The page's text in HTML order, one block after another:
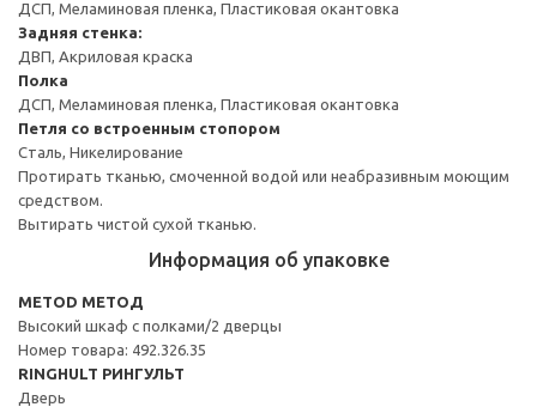
ДСП, Меламиновая пленка, Пластиковая окантовка
Задняя стенка:
ДВП, Акриловая краска
Полка
ДСП, Меламиновая пленка, Пластиковая окантовка
Петля со встроенным стопором
Сталь, Никелирование
Протирать тканью, смоченной водой или неабразивным моющим
средством.
Вытирать чистой сухой тканью.
Информация об упаковке
METOD МЕТОД
Высокий шкаф с полками/2 дверцы
Номер товара: 492.326.35
RINGHULT РИНГУЛЬТ
Дверь